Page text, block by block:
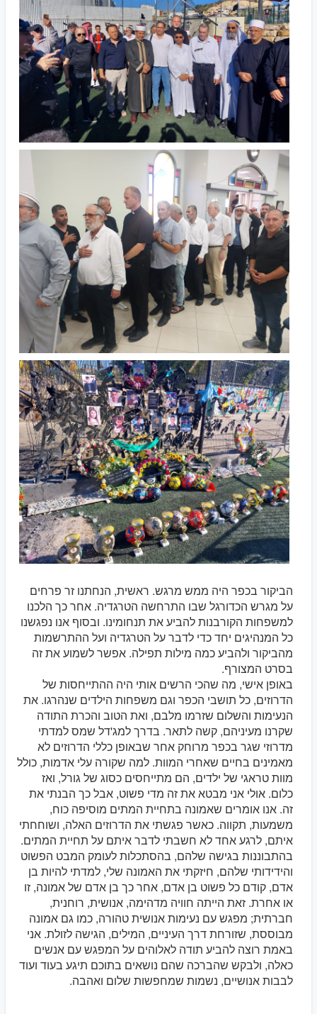
הביקור בכפר היה ממש מרגש. ראשית, הנחתנו זר פרחים
על מגרש הכדורגל שבו התרחשה הטרגדיה. אחר כך הלכנו
למשפחות הקורבנות להביע את תנחומינו. ובסוף אנו נפגשנו
כל המנהיגים יחד כדי לדבר על הטרגדיה ועל ההתרשמות
מהביקור ולהביע כמה מילות תפילה. אפשר לשמוע את זה
בסרט המצורף.
באופן אישי, מה שהכי הרשים אותי היה ההתייחסות של
הדרוזים, כל תושבי הכפר וגם משפחות הילדים שנהרגו. את
הנעימות והשלום שזרמו מלבם, ואת הטוב והכרת התודה
שקרנו מעיניהם, קשה לתאר. בדרך למג'דל שמס למדתי
מדרוזי שגר בכפר מרוחק אחר שבאופן כללי הדרוזים לא
מאמינים בחיים שאחרי המוות. למה שקורה עלי אדמות, כולל
מוות טראגי של ילדים, הם מתייחסים כסוג של גורל, ואז
כלום. אולי אני מבטא את זה מדי פשוט, אבל כך הבנתי את
זה. אנו אומרים שאמונה בתחיית המתים מוסיפה כוח,
משמעות, תקווה. כאשר פגשתי את הדרוזים האלה, ושוחחתי
איתם, לרגע אחד לא חשבתי לדבר איתם על תחיית המתים.
בהתבוננות בגישה שלהם, בהסתכלות לעומק המבט הפשוט
והידידותי שלהם, חיזקתי את האמונה שלי, למדתי להיות בן
אדם, קודם כל פשוט בן אדם, אחר כך בן אדם של אמונה, זו
או אחרת. זאת הייתה חוויה מדהימה, אנושית, רוחנית,
חברתית; מפגש עם נעימות אנושית טהורה, כמו גם אמונה
מבוססת, שזורחת דרך העיניים, המילים, הגישה לזולת. אני
באמת רוצה להביע תודה לאלוהים על המפגש עם אנשים
כאלה, ולבקש שהברכה שהם נושאים בתוכם תיגע בעוד ועוד
לבבות אנושיים, נשמות שמחפשות שלום ואהבה.